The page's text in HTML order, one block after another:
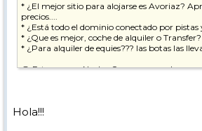
* ¿El mejor sitio para alojarse es Avoriaz?
precios....
* ¿Está todo el dominio conectado por pistas
* ¿Que es mejor, coche de alquiler o Transfer?
* ¿Para alquiler de equies??? las botas las
@ Esta es para Nacho Campos, con el que
respóndeme por privado y te indico un poco
Hola!!!